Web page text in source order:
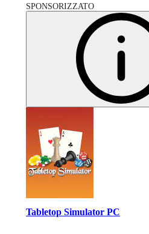
SPONSORIZZATO
Tabletop Simulator PC